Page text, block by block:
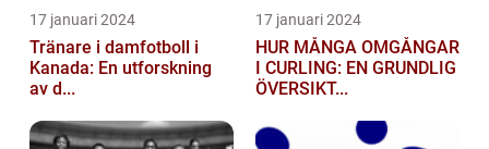
17 januari 2024
Tränare i damfotboll i
Kanada: En utforskning
av d...
17 januari 2024
HUR MÅNGA OMGÅNGAR
I CURLING: EN GRUNDLIG
ÖVERSIKT...